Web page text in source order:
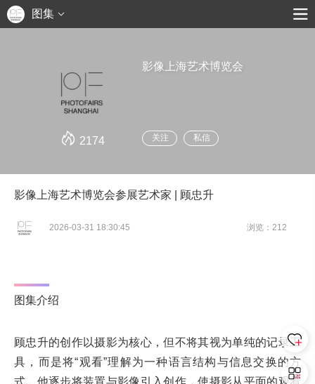
图集
2174
影像上海艺术博览会
关注 私信
影像上海艺术博览会参展艺术家 | 顾忠升
2026-03-31 18:30:45 浏览：212
图集介绍
顾忠升的创作以摄影为核心，但不将其视为单纯的记录工
具，而是将“观看”理解为一种语言结构与信息交换的方
式。他逐步将装置与影像引入创作，使摄影从平面的观看